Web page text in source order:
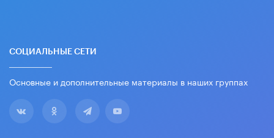
СОЦИАЛЬНЫЕ СЕТИ
Основные и дополнительные материалы в наших группах